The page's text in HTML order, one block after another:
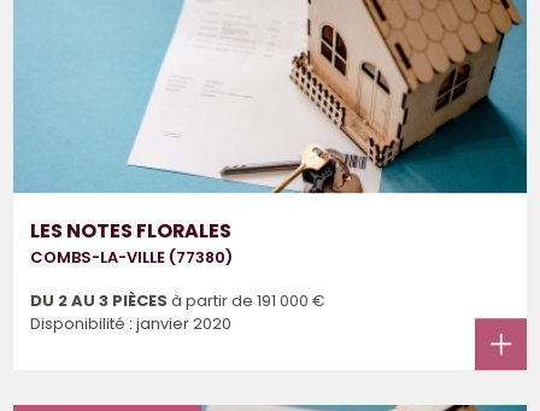
LES NOTES FLORALES
COMBS-LA-VILLE (77380)
DU 2 AU 3 PIÈCES à partir de 191 000 €
Disponibilité : janvier 2020